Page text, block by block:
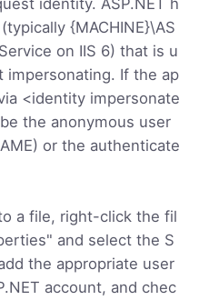
{MACHINE}\AS
on IIS 6) that is u
impersonating. If the ap
<identity impersonate
the anonymous user
or the authenticate
a file, right-click the fil
and select the S
the appropriate user
account, and chec